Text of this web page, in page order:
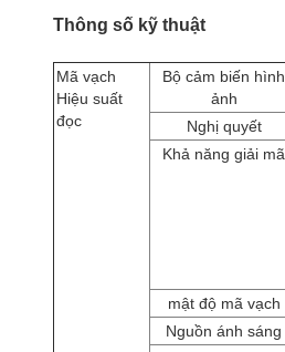
Thông số kỹ thuật
Mã vạch
Hiệu suất
đọc
Bộ cảm biến hình
ảnh
Nghị quyết
Khả năng giải mã
mật độ mã vạch
Nguồn ánh sáng